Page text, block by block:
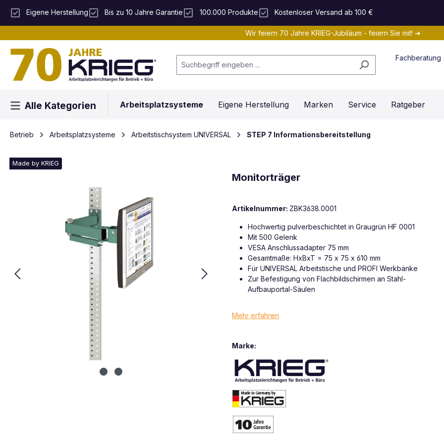
Hauptinhalt springen
Zur Suche springen
Zur Hauptnavigation springen
Eigene Herstellung Bis zu 10 Jahre Garantie 100.000 Produkte Kostenloser Versand ab 100 €
Wir feiern 70 Jahre KRIEG-Jubiläum - feiern Sie mit! ➔
Fachberatung
Alle Kategorien Arbeitsplatzsysteme Eigene Herstellung Marken Service Ratgeber
Betrieb Arbeitsplatzsysteme Arbeitstischsystem UNIVERSAL STEP 7 Informationsbereitstellung
Made by KRIEG
Monitorträger
Artikelnummer: ZBK3638.0001
Hochwertig pulverbeschichtet in Graugrün HF 0001
Mit 500 Gelenk
VESA Anschlussadapter 75 mm
Gesamtmaße: HxBxT = 75 x 75 x 610 mm
Für UNIVERSAL Arbeitstische und PROFI Werkbänke
Zur Befestigung von Flachbildschirmen an Stahl-
Aufbauportal-Säulen
Mehr erfahren
Marke: